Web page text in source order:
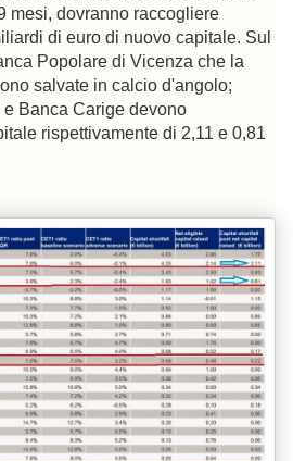
mesi, dovranno raccogliere
di euro di nuovo capitale. Sul
Popolare di Vicenza che la
salvate in calcio d'angolo;
Banca Carige devono
rispettivamente di 2,11 e 0,81